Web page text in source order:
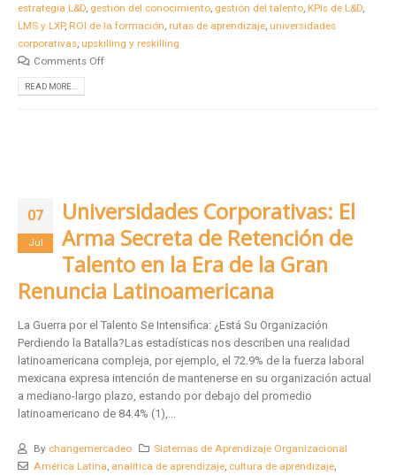
estrategia L&D gestión del conocimiento gestión del talento KPIs de L&D
LMS y LXP, ROI de la formación rutas de aprendizaje universidades
corporativas upskilling y reskilling
Comments Off
READ MORE...
07
Jul
Universidades Corporativas: El
Arma Secreta de Retención de
Talento en la Era de la Gran
Renuncia Latinoamericana
La Guerra por el Talento Se Intensifica: ¿Está Su Organización
Perdiendo la Batalla?Las estadísticas nos describen una realidad
latinoamericana compleja, por ejemplo, el 72.9% de la fuerza laboral
mexicana expresa intención de mantenerse en su organización actual
a mediano-largo plazo, estando por debajo del promedio
latinoamericano de 84.4% (1),...
By changemercadeo
Sistemas de Aprendizaje Organizacional
América Latina, analítica de aprendizaje, cultura de aprendizaje,